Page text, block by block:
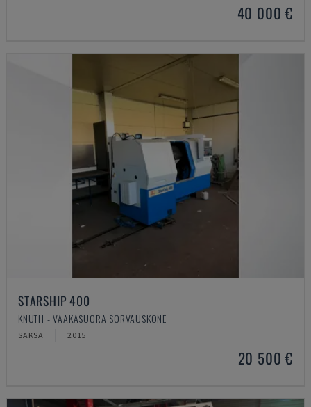
40 000 €
STARSHIP 400
KNUTH - VAAKASUORA SORVAUSKONE
SAKSA 2015
20 500 €